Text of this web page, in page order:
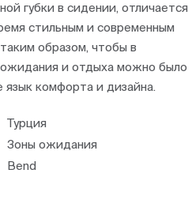
губки в сидении, отличается
стильным и современным
образом, чтобы в
ожидания и отдыха можно было
комфорта и дизайна.
Турция
Зоны ожидания
Bend